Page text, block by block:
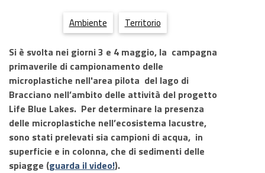
Ambiente Territorio
Si è svolta nei giorni 3 e 4 maggio, la campagna
primaverile di campionamento delle
microplastiche nell'area pilota del lago di
Bracciano nell’ambito delle attività del progetto
Life Blue Lakes. Per determinare la presenza
delle microplastiche nell’ecosistema lacustre,
sono stati prelevati sia campioni di acqua, in
superficie e in colonna, che di sedimenti delle
spiagge (guarda il video!).